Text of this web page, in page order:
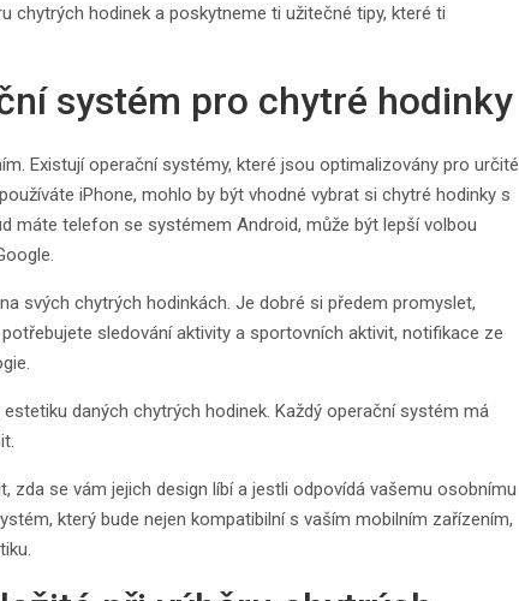
chytrých hodinek a poskytneme ti užitečné tipy, které ti
systém pro chytré hodinky
Existují operační systémy, které jsou optimalizovány pro určité
iPhone, mohlo by být vhodné vybrat si chytré hodinky s
máte telefon se systémem Android, může být lepší volbou
svých chytrých hodinkách. Je dobré si předem promyslet,
sledování aktivity a sportovních aktivit, notifikace ze
daných chytrých hodinek. Každý operační systém má
zda se vám jejich design líbí a jestli odpovídá vašemu osobnímu
který bude nejen kompatibilní s vaším mobilním zařízením,